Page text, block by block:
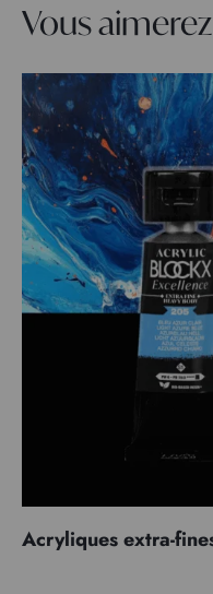
Vous
Acryliques extra-